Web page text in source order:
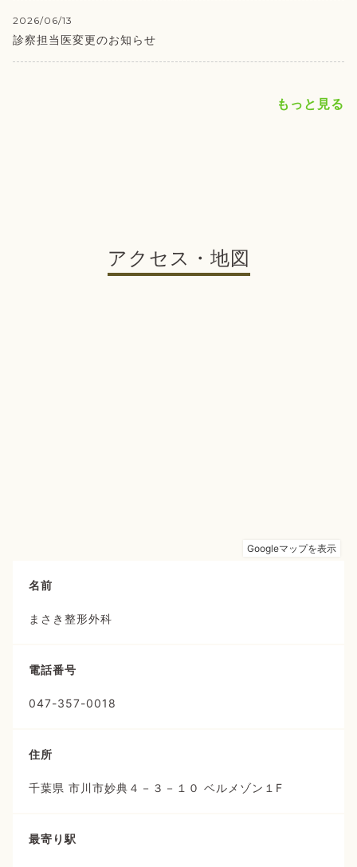
2026/06/13
診察担当医変更のお知らせ
もっと見る
アクセス・地図
名前
まさき整形外科
電話番号
047-357-0018
住所
千葉県 市川市妙典４－３－１０ ベルメゾン１F
最寄り駅